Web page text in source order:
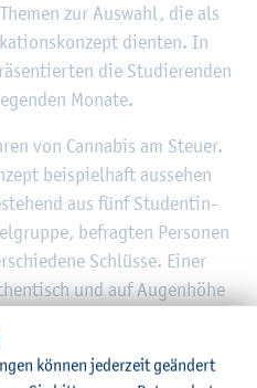
zur Aus­wahl, die als
dien­ten. In
die Stu­die­ren­den
Mo­na­te.
von Can­na­bis am Steu­er.
bei­spiel­haft aus­se­hen
aus fünf Stu­den­tin­
be­frag­ten Per­so­nen
Schlüs­se. Einer
und auf Au­gen­hö­he
die Stu­den­tin­nen
ge­hör­ten eine So­ci­al-
kön­nen je­der­zeit ge­än­dert